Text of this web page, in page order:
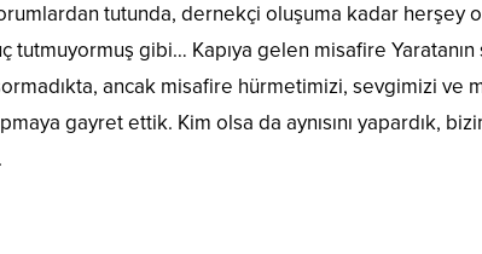
tutunda, dernekçi oluşuma kadar herşey
tutmuyormuş gibi… Kapıya gelen misafire Yaratanın
ancak misafire hürmetimizi, sevgimizi ve
gayret ettik. Kim olsa da aynısını yapardık,